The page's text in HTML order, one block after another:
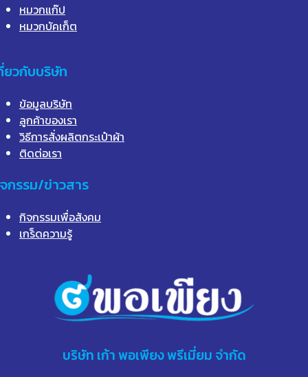
หมวกแก๊ป
หมวกบัคเก็ต
ยวกับบริษัท
ข้อมูลบริษัท
ลูกค้าของเรา
วิธีการสั่งผลิตกระเป๋าผ้า
ติดต่อเรา
กรรม/ข่าวสาร
กิจกรรมเพื่อสังคม
เกร็ดความรู้
บริษัท เก้าพอเพียง พรีเมี่ยม จำกัด